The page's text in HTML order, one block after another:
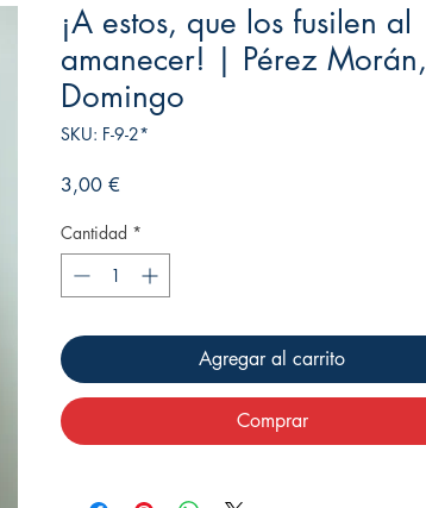
¡A estos, que los fusilen al
amanecer! | Pérez Morán,
Domingo
SKU: F-9-2*
3,00 €
Cantidad *
Agregar al carrito
Comprar